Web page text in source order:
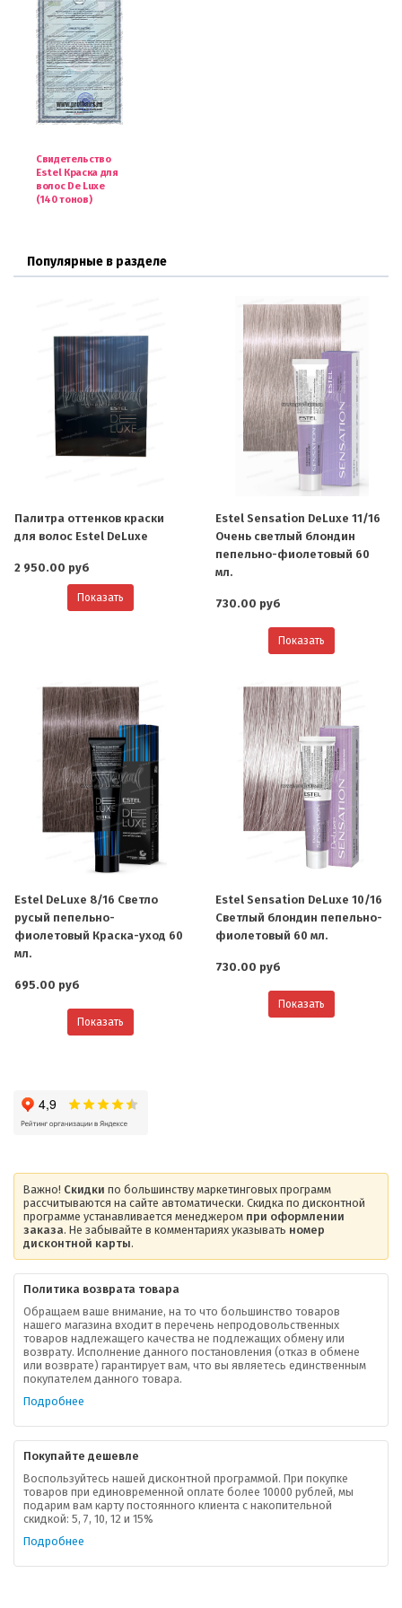
Свидетельство
Estel Краска для
волос De Luxe
(140 тонов)
Популярные в разделе
Палитра оттенков краски
для волос Estel DeLuxe
2 950.00 руб
Показать
Estel Sensation DeLuxe 11/16
Очень светлый блондин
пепельно-фиолетовый 60
мл.
730.00 руб
Показать
Estel DeLuxe 8/16 Светло
русый пепельно-
фиолетовый Краска-уход 60
мл.
695.00 руб
Показать
Estel Sensation DeLuxe 10/16
Светлый блондин пепельно-
фиолетовый 60 мл.
730.00 руб
Показать
Важно! Скидки по большинству маркетинговых программ
рассчитываются на сайте автоматически. Скидка по дисконтной
программе устанавливается менеджером при оформлении
заказа. Не забывайте в комментариях указывать номер
дисконтной карты.
Политика возврата товара
Обращаем ваше внимание, на то что большинство товаров
нашего магазина входит в перечень непродовольственных
товаров надлежащего качества не подлежащих обмену или
возврату. Исполнение данного постановления (отказ в обмене
или возврате) гарантирует вам, что вы являетесь единственным
покупателем данного товара.
Подробнее
Покупайте дешевле
Воспользуйтесь нашей дисконтной программой. При покупке
товаров при единовременной оплате более 10000 рублей, мы
подарим вам карту постоянного клиента с накопительной
скидкой: 5, 7, 10, 12 и 15%
Подробнее
О компании
Ваша скидка
Контактная информация
В помощь покупателю
Форма обратной связи